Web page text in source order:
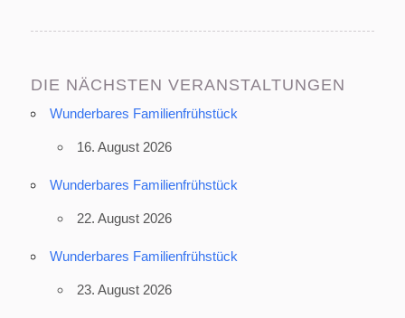
DIE NÄCHSTEN VERANSTALTUNGEN
Wunderbares Familienfrühstück
16. August 2026
Wunderbares Familienfrühstück
22. August 2026
Wunderbares Familienfrühstück
23. August 2026